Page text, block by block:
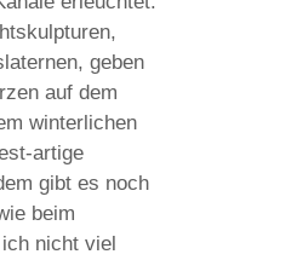
geben
auf dem
winterlichen
artige
gibt es noch
beim
nicht viel